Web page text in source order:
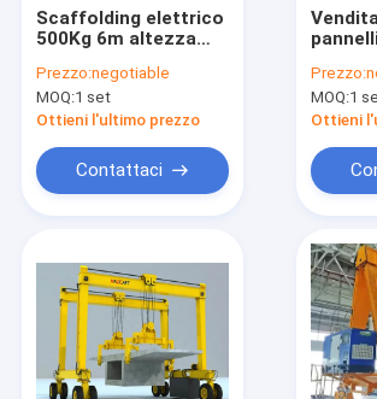
Prodotti
Di noi
Visita alla fabbrica
Scaffolding elettrico
500Kg 6m altezza
acciaio Scaffolding
elettrico di
sollevamento
Prezzo:negotiable
MOQ:1 set
Ottieni l'ultimo prezzo
Contattaci
in
200kg
Prezzo:
MOQ:1
Ottieni